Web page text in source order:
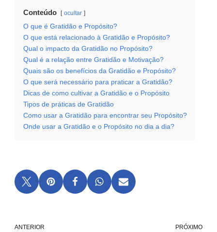
Conteúdo ocultar
O que é Gratidão e Propósito?
O que está relacionado à Gratidão e Propósito?
Qual o impacto da Gratidão no Propósito?
Qual é a relação entre Gratidão e Motivação?
Quais são os benefícios da Gratidão e Propósito?
O que será necessário para praticar a Gratidão?
Dicas de como cultivar a Gratidão e o Propósito
Tipos de práticas de Gratidão
Como usar a Gratidão para encontrar seu Propósito?
Onde usar a Gratidão e o Propósito no dia a dia?
ANTERIOR PRÓXIMO